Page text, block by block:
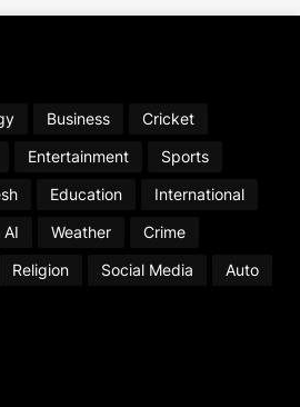
Business
Cricket
Entertainment
Sports
Education
International
AI Weather
Crime
Religion Social Media
Auto